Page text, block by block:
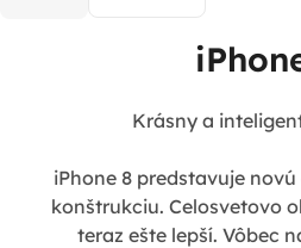
Krásny a
iPhone 8 predstavuje
konštrukciu. Celosvetovo
teraz ešte lepší. Vôbec